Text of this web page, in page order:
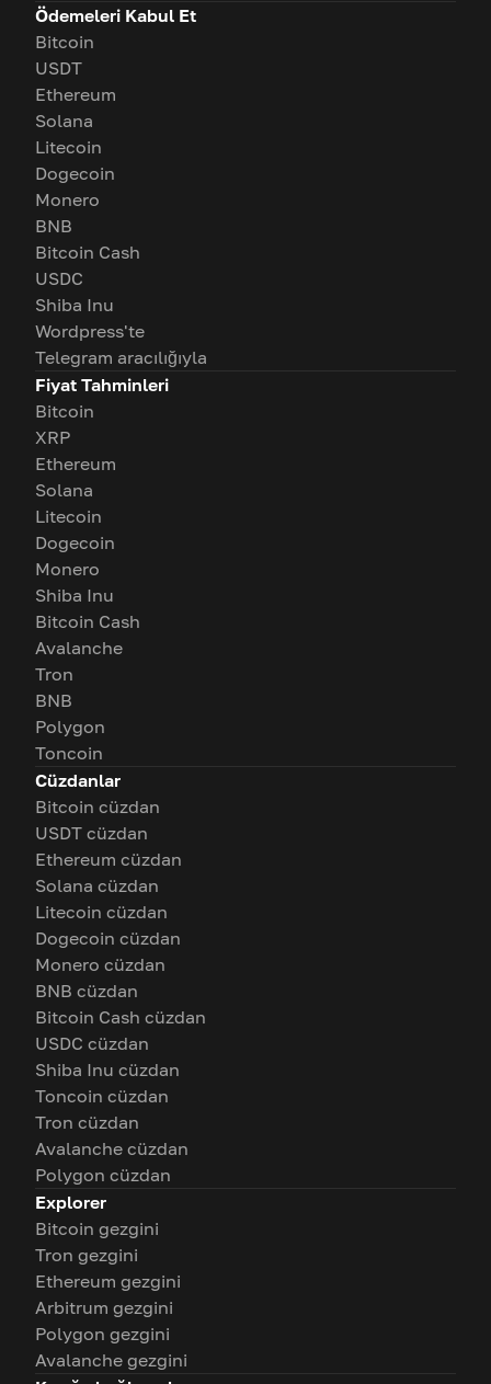
Ödemeleri Kabul Et
Bitcoin
USDT
Ethereum
Solana
Litecoin
Dogecoin
Monero
BNB
Bitcoin Cash
USDC
Shiba Inu
Wordpress'te
Telegram aracılığıyla
Fiyat Tahminleri
Bitcoin
XRP
Ethereum
Solana
Litecoin
Dogecoin
Monero
Shiba Inu
Bitcoin Cash
Avalanche
Tron
BNB
Polygon
Toncoin
Cüzdanlar
Bitcoin cüzdan
USDT cüzdan
Ethereum cüzdan
Solana cüzdan
Litecoin cüzdan
Dogecoin cüzdan
Monero cüzdan
BNB cüzdan
Bitcoin Cash cüzdan
USDC cüzdan
Shiba Inu cüzdan
Toncoin cüzdan
Tron cüzdan
Avalanche cüzdan
Polygon cüzdan
Explorer
Bitcoin gezgini
Tron gezgini
Ethereum gezgini
Arbitrum gezgini
Polygon gezgini
Avalanche gezgini